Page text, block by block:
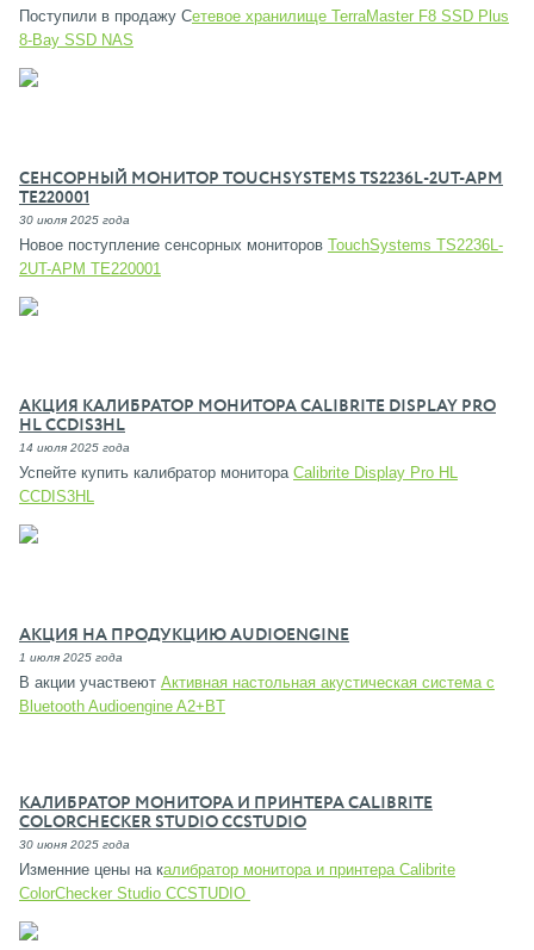
Поступили в продажу Сетевое хранилище TerraMaster F8 SSD Plus
8-Bay SSD NAS
СЕНСОРНЫЙ МОНИТОР TOUCHSYSTEMS TS2236L-2UT-APM
TE220001
30 июля 2025 года
Новое поступление сенсорных мониторов TouchSystems TS2236L-
2UT-APM TE220001
АКЦИЯ КАЛИБРАТОР МОНИТОРА CALIBRITE DISPLAY PRO
HL CCDIS3HL
14 июля 2025 года
Успейте купить калибратор монитора Calibrite Display Pro HL
CCDIS3HL
АКЦИЯ НА ПРОДУКЦИЮ AUDIOENGINE
1 июля 2025 года
В акции участвеют Активная настольная акустическая система с
Bluetooth Audioengine A2+BT
КАЛИБРАТОР МОНИТОРА И ПРИНТЕРА CALIBRITE
COLORCHECKER STUDIO CCSTUDIO
30 июня 2025 года
Изменние цены на калибратор монитора и принтера Calibrite
ColorChecker Studio CCSTUDIO